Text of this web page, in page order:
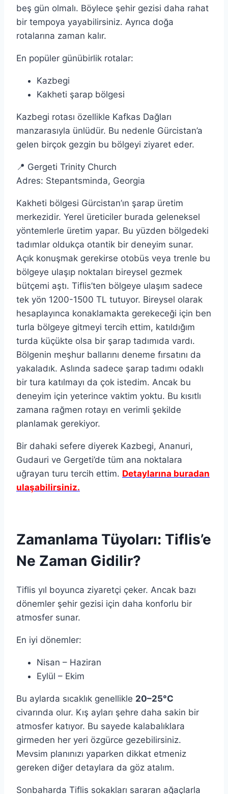
beş gün olmalı. Böylece şehir gezisi daha rahat
bir tempoya yayabilirsiniz. Ayrıca doğa
rotalarına zaman kalır.
En popüler günübirlik rotalar:
Kazbegi
Kakheti şarap bölgesi
Kazbegi rotası özellikle Kafkas Dağları
manzarasıyla ünlüdür. Bu nedenle Gürcistan’a
gelen birçok gezgin bu bölgeyi ziyaret eder.
📍 Gergeti Trinity Church
Adres: Stepantsminda, Georgia
Kakheti bölgesi Gürcistan’ın şarap üretim
merkezidir. Yerel üreticiler burada geleneksel
yöntemlerle üretim yapar. Bu yüzden bölgedeki
tadımlar oldukça otantik bir deneyim sunar.
Açık konuşmak gerekirse otobüs veya trenle bu
bölgeye ulaşıp noktaları bireysel gezmek
bütçemi aştı. Tiflis’ten bölgeye ulaşım sadece
tek yön 1200-1500 TL tutuyor. Bireysel olarak
hesaplayınca konaklamakta gerekeceği için ben
turla bölgeye gitmeyi tercih ettim, katıldığım
turda küçükte olsa bir şarap tadımıda vardı.
Bölgenin meşhur ballarını deneme fırsatını da
yakaladık. Aslında sadece şarap tadımı odaklı
bir tura katılmayı da çok istedim. Ancak bu
deneyim için yeterince vaktim yoktu. Bu kısıtlı
zamana rağmen rotayı en verimli şekilde
planlamak gerekiyor.
Bir dahaki sefere diyerek Kazbegi, Ananuri,
Gudauri ve Gergeti’de tüm ana noktalara
uğrayan turu tercih ettim. Detaylarına buradan
ulaşabilirsiniz.
Zamanlama Tüyoları: Tiflis’e
Ne Zaman Gidilir?
Tiflis yıl boyunca ziyaretçi çeker. Ancak bazı
dönemler şehir gezisi için daha konforlu bir
atmosfer sunar.
En iyi dönemler:
Nisan – Haziran
Eylül – Ekim
Bu aylarda sıcaklık genellikle 20–25°C
civarında olur. Kış ayları şehre daha sakin bir
atmosfer katıyor. Bu sayede kalabalıklara
girmeden her yeri özgürce gezebilirsiniz.
Mevsim planınızı yaparken dikkat etmeniz
gereken diğer detaylara da göz atalım.
Sonbaharda Tiflis sokakları sararan ağaçlarla